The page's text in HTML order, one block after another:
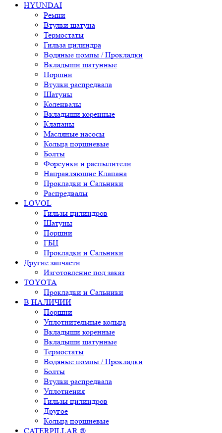
HYUNDAI
Ремни
Втулки шатуна
Термостаты
Гильза цилиндра
Водяные помпы / Прокладки
Вкладыши шатунные
Поршни
Втулки распредвала
Шатуны
Коленвалы
Вкладыши коренные
Клапаны
Масляные насосы
Кольца поршневые
Болты
Форсунки и распылители
Направляющие Клапана
Прокладки и Сальники
Распредвалы
LOVOL
Гильзы цилиндров
Шатуны
Поршни
ГБЦ
Прокладки и Сальники
Другие запчасти
Изготовление под заказ
TOYOTA
Прокладки и Сальники
В НАЛИЧИИ
Поршни
Уплотнительные кольца
Вкладыши коренные
Вкладыши шатунные
Термостаты
Водяные помпы / Прокладки
Болты
Втулки распредвала
Уплотнения
Гильзы цилиндров
Другое
Кольца поршневые
CATERPILLAR ®